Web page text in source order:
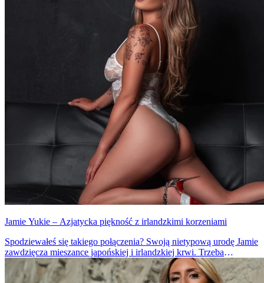
Jamie Yukie – Azjatycka piękność z irlandzkimi korzeniami
Spodziewałeś się takiego połączenia? Swoją nietypową urodę Jamie
zawdzięcza mieszance japońskiej i irlandzkiej krwi. Trzeba
przyznać, że efekt jest spektakularny.